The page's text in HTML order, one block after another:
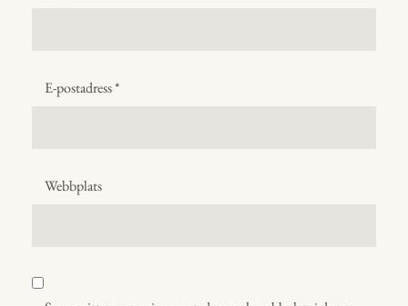
E-postadress*
Webbplats